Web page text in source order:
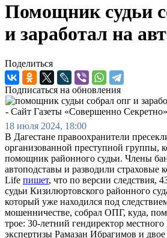
Помощник судьи
и заработал на
Поделиться
Подписаться на обновления
18 июля 2024, 18:00
В Дагестане правоохранители
организованной преступной группы,
помощник районного судьи. Члены
автоподставы и разводили
Life пишет, что по версии следствия,
судьи Кизилюртовского районного
который уже находился под
мошенничестве, собрал ОПГ, куда,
трое: 30-летний гендиректор
экспертизы Рамазан Ибрагимов и